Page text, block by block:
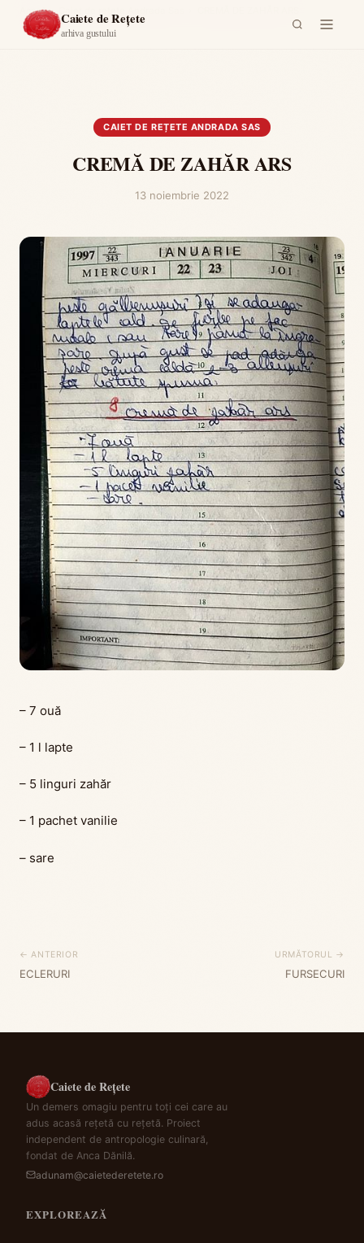
Caiete de Rețete
arhiva gustului
Acasă ›
CAIET DE REȚETE ANDRADA SAS
CREMĂ DE ZAHĂR ARS
13 noiembrie 2022
– 7 ouă
– 1 l lapte
– 5 linguri zahăr
– 1 pachet vanilie
– sare
← ANTERIOR
ECLERURI
URMĂTORUL →
FURSECURI
Caiete de Rețete
Un demers omagiu pentru toți cei care au
adus acasă rețetă cu rețetă. Proiect
independent de antropologie culinară,
fondat de Anca Dănilă.
adunam@caietederetete.ro
EXPLOREAZĂ